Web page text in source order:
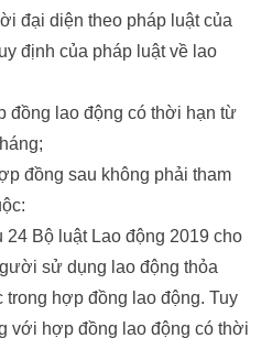
đại diện theo pháp luật của
định của pháp luật về lao
đồng lao động có thời hạn từ
đồng sau không phải tham
Bộ luật Lao động 2019 cho
sử dụng lao động thỏa
hợp đồng lao động. Tuy
với hợp đồng lao động có thời